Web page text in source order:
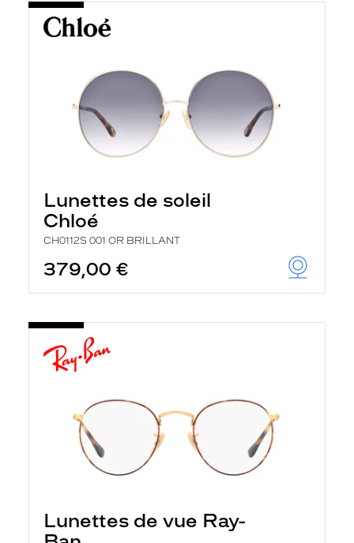
Lunettes de soleil
Chloé
CH0112S 001 OR BRILLANT
379,00 €
Lunettes de vue Ray-